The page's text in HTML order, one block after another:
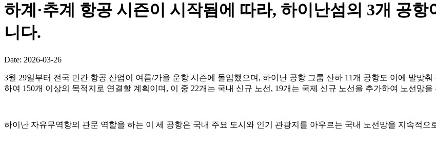
하계·추계 항공 시즌이 시작됨에 따라, 하이난섬의 3개 공
니다.
Date: 2026-03-26
3월 29일부터 전국 민간 항공 산업이 여름/가을 운항 시즌에 돌입했으며, 하이난 공항 그룹 산하 11개 공항도 이에 발맞
하여 150개 이상의 목적지로 연결할 계획이며, 이 중 22개는 국내 신규 노선, 19개는 국제 신규 노선을 추가하여 노선망을
하이난 자유무역항의 관문 역할을 하는 이 세 공항은 국내 주요 도시와 인기 관광지를 아우르는 국내 노선망을 지속적으